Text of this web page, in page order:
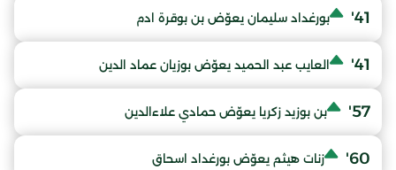
41' بورغداد سليمان يعوّض بن بوقرة ادم
41' العايب عبد الحميد يعوّض بوزيان عماد الدين
57' بن بوزيد زكريا يعوّض حمادي علاءالدين
60' زنات هيثم يعوّض بورغداد اسحاق